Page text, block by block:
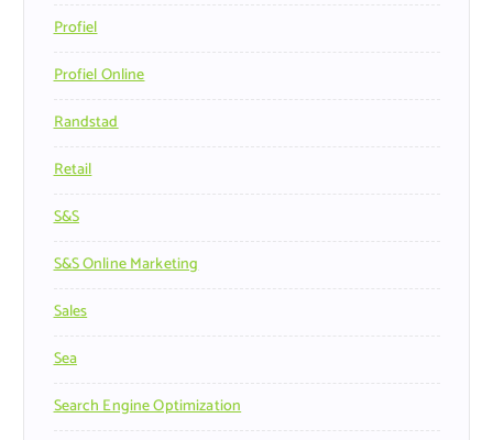
Profiel
Profiel Online
Randstad
Retail
S&s
S&s Online Marketing
Sales
Sea
Search Engine Optimization